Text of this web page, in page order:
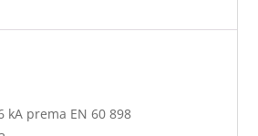
kA prema EN 60 898